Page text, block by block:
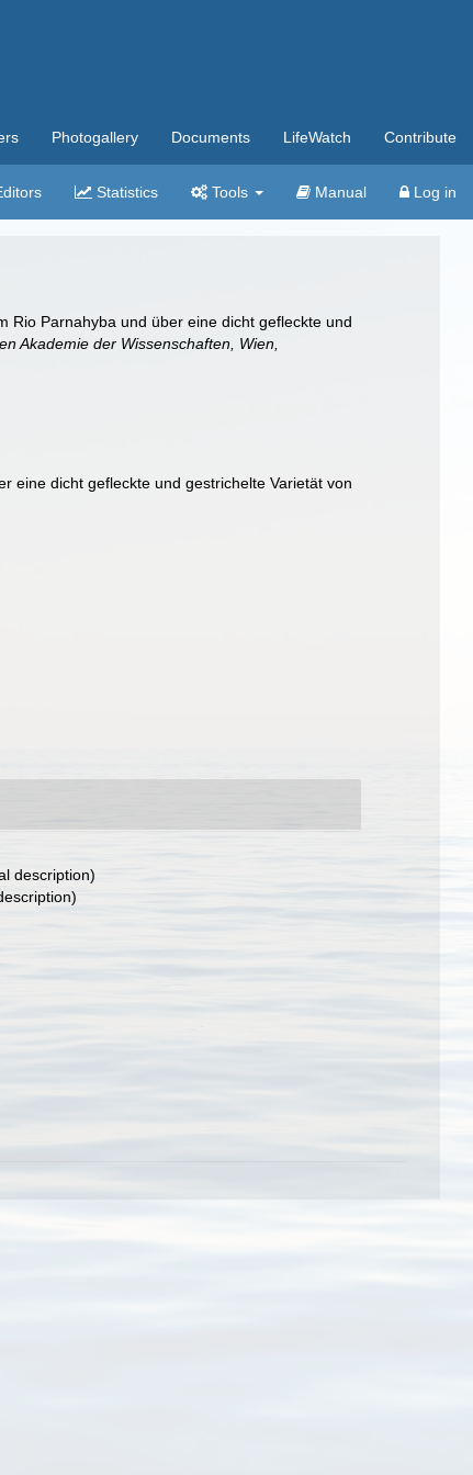
Photogallery Documents LifeWatch Contribute
Statistics Tools Manual Log in
Rio Parnahyba und über eine dicht gefleckte und
Akademie der Wissenschaften, Wien,
eine dicht gefleckte und gestrichelte Varietät von
description)